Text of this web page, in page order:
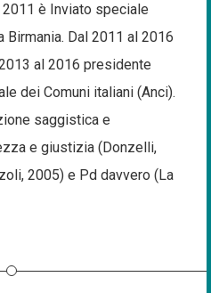
è Inviato speciale
Birmania. Dal 2011 al 2016
al 2016 presidente
dei Comuni italiani (Anci).
saggistica e
e giustizia (Donzelli,
2005) e Pd davvero (La